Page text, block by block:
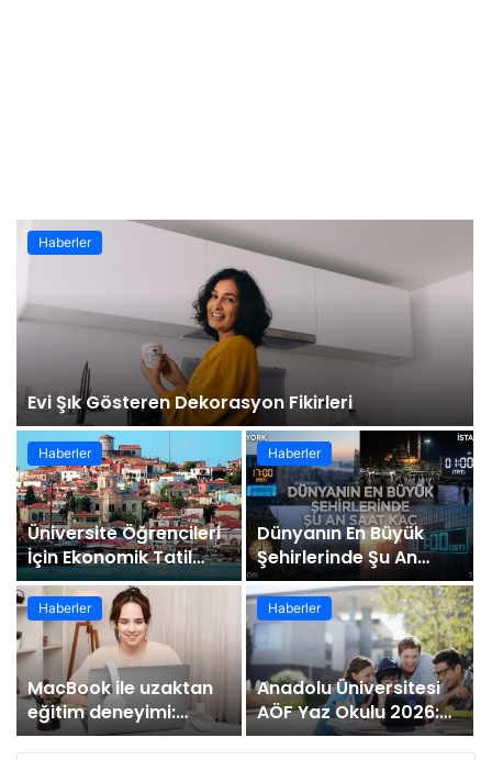
Haberler
Evi Şık Gösteren Dekorasyon Fikirleri
Haberler
Üniversite Öğrencileri
İçin Ekonomik Tatil
Rehberi
Haberler
Dünyanın En Büyük
Şehirlerinde Şu An
Saat Kaç
Haberler
MacBook ile uzaktan
eğitim deneyimi:
Artıları ve eksileri
Haberler
Anadolu Üniversitesi
AÖF Yaz Okulu 2026:
Başvuru, Ücret ve